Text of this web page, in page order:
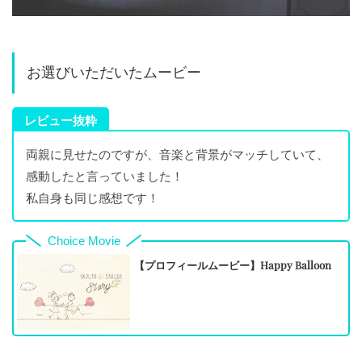
お選びいただいたムービー
レビュー抜粋
両親に見せたのですが、音楽と背景がマッチしていて、
感動したと言っていました！
私自身も同じ感想です！
Choice Movie
【プロフィールムービー】Happy Balloon